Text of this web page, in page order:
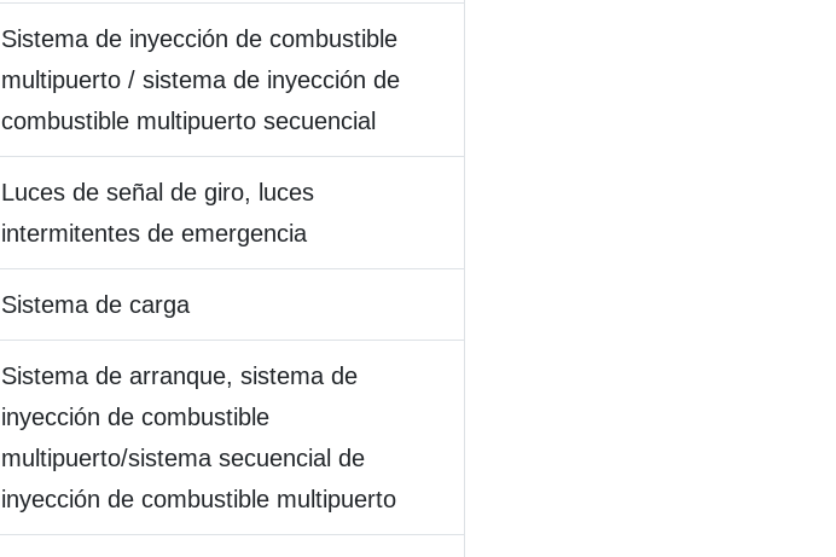
Sistema de inyección de combustible
multipuerto / sistema de inyección de
combustible multipuerto secuencial
Luces de señal de giro, luces
intermitentes de emergencia
Sistema de carga
Sistema de arranque, sistema de
inyección de combustible
multipuerto/sistema secuencial de
inyección de combustible multipuerto